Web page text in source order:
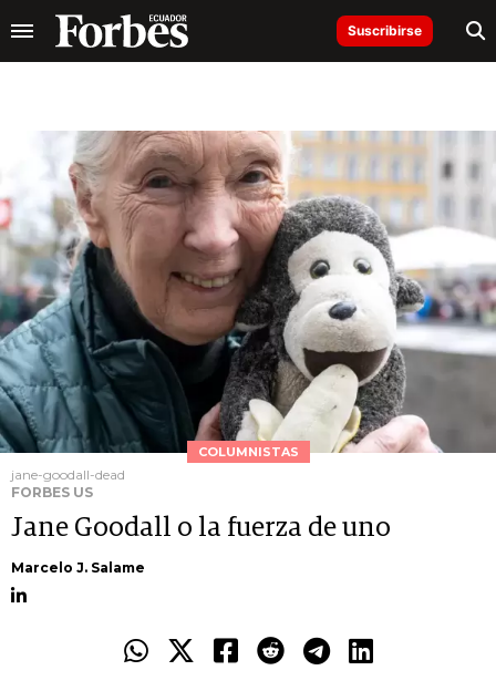
Suscribirse
COLUMNISTAS
jane-goodall-dead
FORBES US
Jane Goodall o la fuerza de uno
Marcelo J. Salame